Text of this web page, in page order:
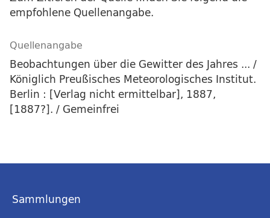
empfohlene Quellenangabe.
Quellenangabe
Beobachtungen über die Gewitter des Jahres ... /
Königlich Preußisches Meteorologisches Institut.
Berlin : [Verlag nicht ermittelbar], 1887,
[1887?]. / Gemeinfrei
Sammlungen